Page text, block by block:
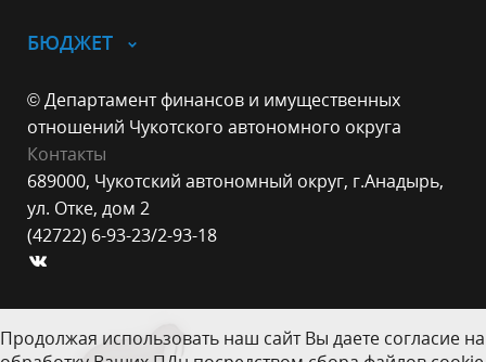
БЮДЖЕТ
© Департамент финансов и имущественных
отношений Чукотского автономного округа
Контакты
689000, Чукотский автономный округ, г.Анадырь,
ул. Отке, дом 2
(42722) 6-93-23/2-93-18
Продолжая использовать наш сайт Вы даете согласие на